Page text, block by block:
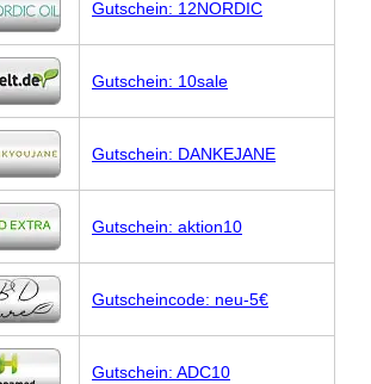
Gutschein: 12NORDIC
Gutschein: 10sale
Gutschein: DANKEJANE
Gutschein: aktion10
Gutscheincode: neu-5€
Gutschein: ADC10